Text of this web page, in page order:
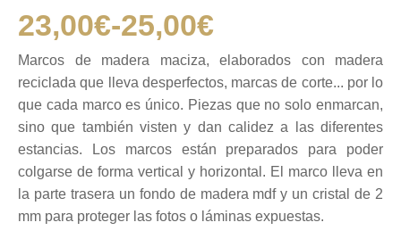
cantidad
23,00€-25,00€
Rango
de
precios:
desde
Marcos de madera maciza, elaborados con madera
reciclada que lleva desperfectos, marcas de corte... por lo
que cada marco es único. Piezas que no solo enmarcan,
sino que también visten y dan calidez a las diferentes
estancias. Los marcos están preparados para poder
colgarse de forma vertical y horizontal. El marco lleva en
la parte trasera un fondo de madera mdf y un cristal de 2
mm para proteger las fotos o láminas expuestas.